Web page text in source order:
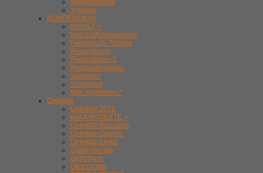
Wissensstand
Youtube
KOMPENDIUM
INHALT >
Beschaffungsquellen
Fehlersuch-Tabelle
Reparaturen
Reparaturen 2
Restaurierungen
Sammeln
Sicherheit
Wie reparieren?
Detektor
Detektor 2022
BAUPROJEKTE >
Detektor-Bausätze
Detektor-Galerie
Detektor-Links
Gäste-Geräte
Gollodyne
Geschichte